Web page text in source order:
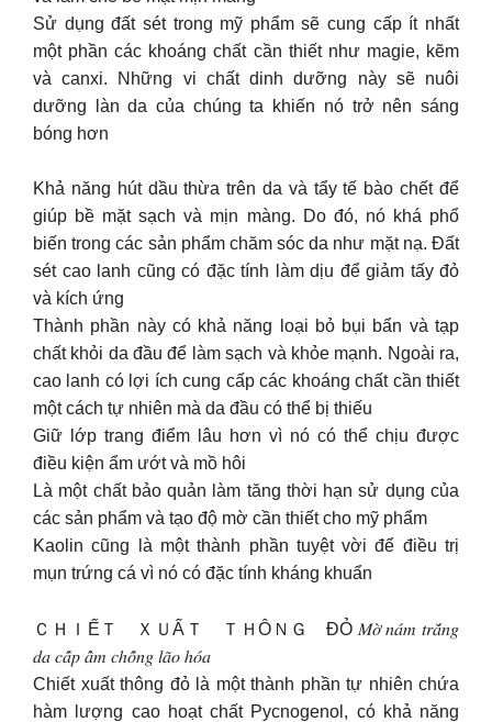
Sử dụng đất sét trong mỹ phẩm sẽ cung cấp ít nhất
một phần các khoáng chất cần thiết như magie, kẽm
và canxi. Những vi chất dinh dưỡng này sẽ nuôi
dưỡng làn da của chúng ta khiến nó trở nên sáng
bóng hơn
Khả năng hút dầu thừa trên da và tẩy tế bào chết để
giúp bề mặt sạch và mịn màng. Do đó, nó khá phổ
biến trong các sản phẩm chăm sóc da như mặt nạ. Đất
sét cao lanh cũng có đặc tính làm dịu để giảm tấy đỏ
và kích ứng
Thành phần này có khả năng loại bỏ bụi bẩn và tạp
chất khỏi da đầu để làm sạch và khỏe mạnh. Ngoài ra,
cao lanh có lợi ích cung cấp các khoáng chất cần thiết
một cách tự nhiên mà da đầu có thể bị thiếu
Giữ lớp trang điểm lâu hơn vì nó có thể chịu được
điều kiện ẩm ướt và mồ hôi
Là một chất bảo quản làm tăng thời hạn sử dụng của
các sản phẩm và tạo độ mờ cần thiết cho mỹ phẩm
Kaolin cũng là một thành phần tuyệt vời để điều trị
mụn trứng cá vì nó có đặc tính kháng khuẩn
ＣＨＩẾＴ ＸＵẤＴ ＴＨÔＮＧ ĐỎ 𝑀𝑜̛̀ 𝑛𝑎́𝑚 𝑡𝑟𝑎̆́𝑛𝑔
𝑑𝑎 𝑐𝑎̂́𝑝 𝑎̂̉𝑚 𝑐ℎ𝑜̂́𝑛𝑔 𝑙𝑎̃𝑜 ℎ𝑜́𝑎
Chiết xuất thông đỏ là một thành phần tự nhiên chứa
hàm lượng cao hoạt chất Pycnogenol, có khả năng